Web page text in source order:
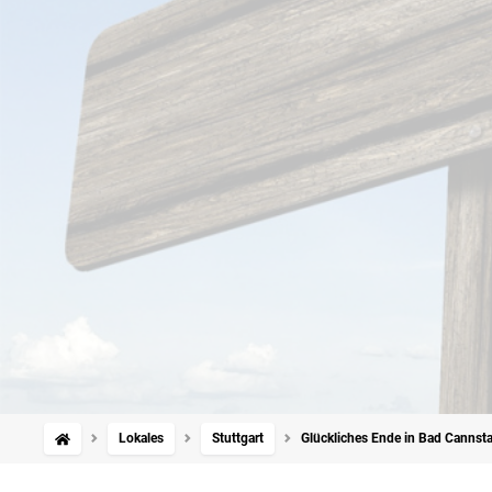
Lokales Stuttgart Glückliches Ende in Bad